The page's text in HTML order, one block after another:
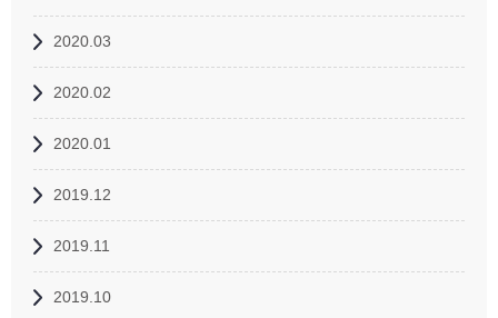
2020.03
2020.02
2020.01
2019.12
2019.11
2019.10